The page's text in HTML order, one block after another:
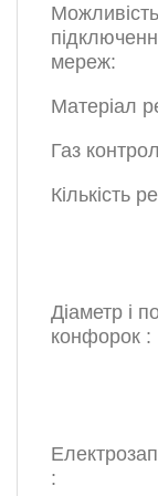
Можливість
мереж:
Матеріал
Газ
Кількість
Діаметр і
конфорок :
: